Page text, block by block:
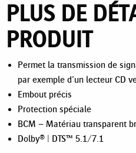
PLUS DE
PRODUIT
Permet la transmission de
par exemple d’un lecteur CD
Embout précis
Protection spéciale
BCM – Matériau transparent
Dolby® | DTS™ 5.1/7.1